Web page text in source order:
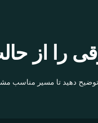
را از
دهید تا مسیر مناسب